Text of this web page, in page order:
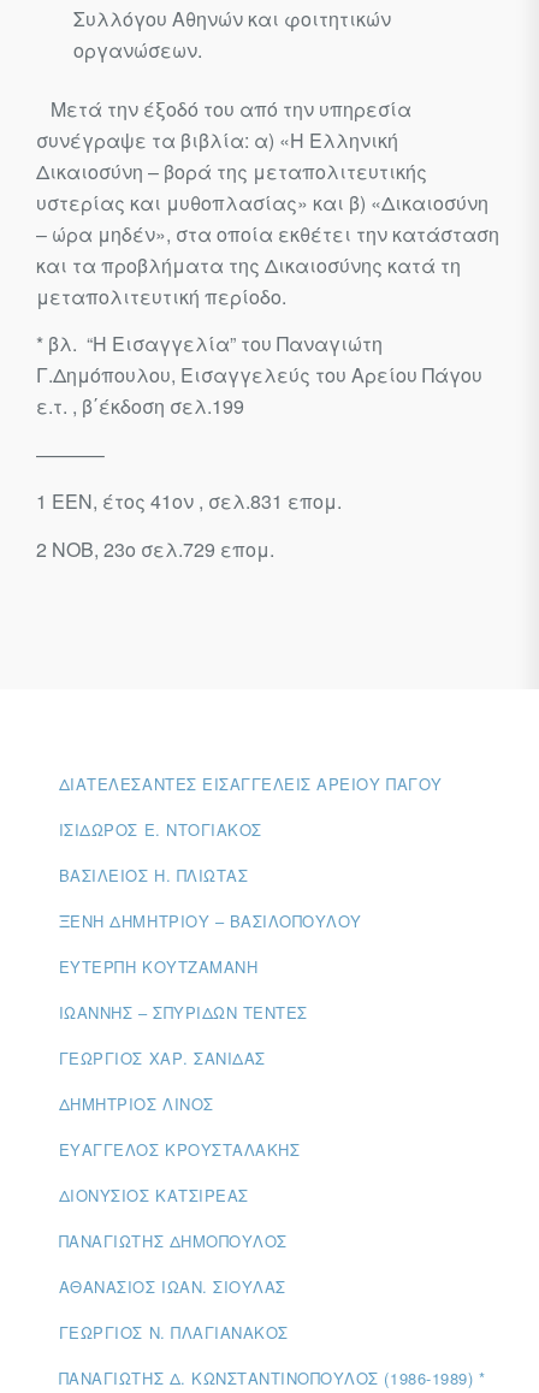
Συλλόγου Αθηνών και φοιτητι­κών
οργανώσεων.
Μετά την έξοδό του από την υπηρεσία
συνέγραψε τα βιβλία: α) «Η Ελληνική
Δικαιοσύνη – βορά της μεταπολιτευτικής
υστερίας και μυθο­πλασίας» και β) «Δικαιοσύνη
– ώρα μηδέν», στα οποία εκθέτει την κατάσταση
και τα προβλήματα της Δικαιοσύνης κατά τη
μεταπολιτευ­τική περίοδο.
* βλ. “Η Εισαγγελία” του Παναγιώτη
Γ.Δημόπουλου, Εισαγγελεύς του Αρείου Πάγου
ε.τ. , β΄έκδοση σελ.199
———–
1 EEN, έτος 41ον , σελ.831 επομ.
2 ΝΟΒ, 23ο σελ.729 επομ.
ΔΙΑΤΕΛΈΣΑΝΤΕΣ ΕΙΣΑΓΓΕΛΕΊΣ ΑΡΕΊΟΥ ΠΆΓΟΥ
ΙΣΊΔΩΡΟΣ Ε. ΝΤΟΓΙΆΚΟΣ
ΒΑΣΊΛΕΙΟΣ Η. ΠΛΙΏΤΑΣ
ΞΈΝΗ ΔΗΜΗΤΡΊΟΥ – ΒΑΣΙΛΟΠΟΎΛΟΥ
ΕΥΤΈΡΠΗ ΚΟΥΤΖΑΜΆΝΗ
ΙΩΆΝΝΗΣ – ΣΠΥΡΊΔΩΝ ΤΈΝΤΕΣ
ΓΕΏΡΓΙΟΣ ΧΑΡ. ΣΑΝΙΔΆΣ
ΔΗΜΉΤΡΙΟΣ ΛΙΝΌΣ
EΥΆΓΓΕΛΟΣ ΚΡΟΥΣΤΑΛΆΚΗΣ
ΔΙΟΝΎΣΙΟΣ ΚΑΤΣΙΡΈΑΣ
ΠΑΝΑΓΙΏΤΗΣ ΔΗΜΌΠΟΥΛΟΣ
ΑΘΑΝΆΣΙΟΣ ΙΩΑΝ. ΣΙΟΎΛΑΣ
ΓΕΏΡΓΙΟΣ Ν. ΠΛΑΓΙΑΝΆΚΟΣ
ΠΑΝΑΓΙΩΤΗΣ Δ. ΚΩΝΣΤΑΝΤΙΝΟΠΟΥΛΟΣ (1986-1989) *